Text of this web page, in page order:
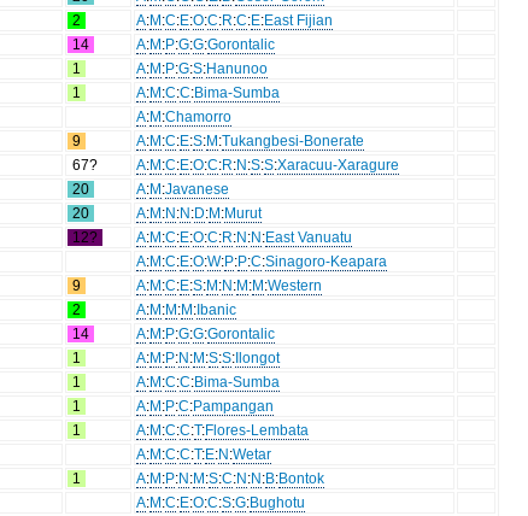
2 A:M:C:E:O:C:R:C:E:East Fijian
14 A:M:P:G:G:Gorontalic
1 A:M:P:G:S:Hanunoo
1 A:M:C:C:Bima-Sumba
A:M:Chamorro
9 A:M:C:E:S:M:Tukangbesi-Bonerate
67? A:M:C:E:O:C:R:N:S:S:Xaracuu-Xaragure
20 A:M:Javanese
20 A:M:N:N:D:M:Murut
12? A:M:C:E:O:C:R:N:N:East Vanuatu
A:M:C:E:O:W:P:P:C:Sinagoro-Keapara
9 A:M:C:E:S:M:N:M:M:Western
2 A:M:M:M:Ibanic
14 A:M:P:G:G:Gorontalic
1 A:M:P:N:M:S:S:Ilongot
1 A:M:C:C:Bima-Sumba
1 A:M:P:C:Pampangan
1 A:M:C:C:T:Flores-Lembata
A:M:C:C:T:E:N:Wetar
1 A:M:P:N:M:S:C:N:N:B:Bontok
A:M:C:E:O:C:S:G:Bughotu